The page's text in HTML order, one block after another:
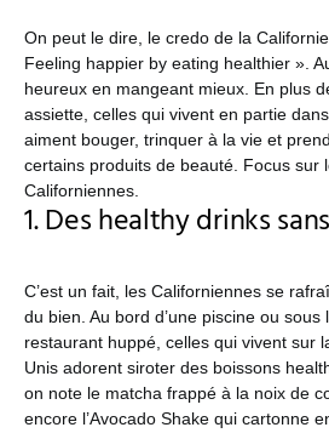
On peut le dire, le credo de la
Feeling happier by eating healthier ».
heureux en mangeant mieux. En plus
assiette, celles qui vivent en partie
aiment bouger, trinquer à la vie et
certains produits de beauté. Focus sur
Californiennes.
1. Des healthy drinks
C’est un fait, les Californiennes se
du bien. Au bord d’une piscine ou sous
restaurant huppé, celles qui vivent sur
Unis adorent siroter des boissons
on note le matcha frappé à la noix de
encore l’Avocado Shake qui cartonne